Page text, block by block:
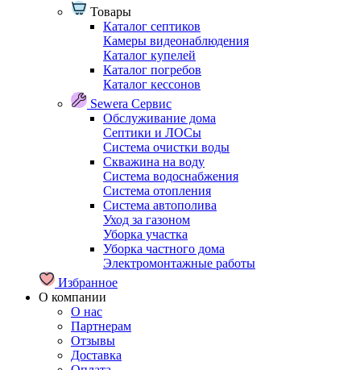
Товары
Каталог септиков
Камеры видеонаблюдения
Каталог купелей
Каталог погребов
Каталог кессонов
Sewera Сервис
Обслуживание дома
Септики и ЛОСы
Система очистки воды
Скважина на воду
Система водоснабжения
Система отопления
Система автополива
Уход за газоном
Уборка участка
Уборка частного дома
Электромонтажные работы
Избранное
О компании
О нас
Партнерам
Отзывы
Доставка